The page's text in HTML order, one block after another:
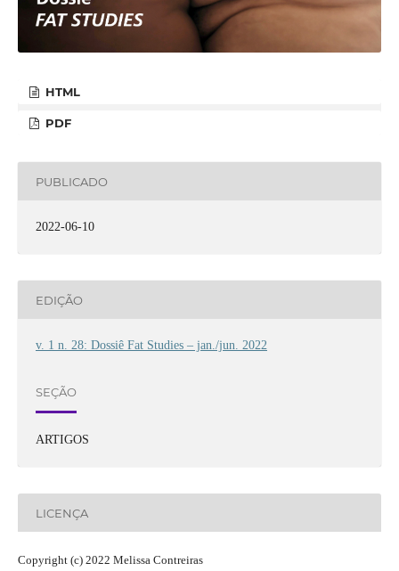
HTML
PDF
PUBLICADO
2022-06-10
EDIÇÃO
v. 1 n. 28: Dossiê Fat Studies – jan./jun. 2022
SEÇÃO
ARTIGOS
LICENÇA
Copyright (c) 2022 Melissa Contreiras